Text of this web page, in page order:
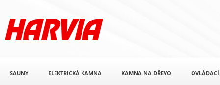
SAUNY ELEKTRICKÁ KAMNA KAMNA NA DŘEVO OVLÁDACÍ